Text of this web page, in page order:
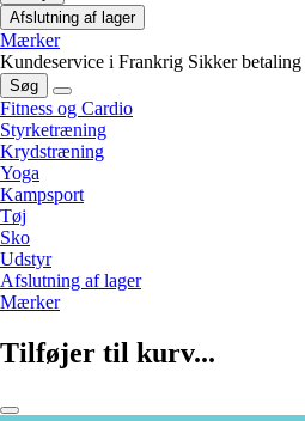
Afslutning af lager
Mærker
Kundeservice i Frankrig Sikker betaling
Søg
Fitness og Cardio
Styrketræning
Krydstræning
Yoga
Kampsport
Tøj
Sko
Udstyr
Afslutning af lager
Mærker
Tilføjer til kurv...